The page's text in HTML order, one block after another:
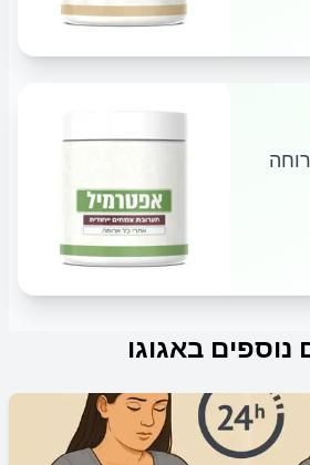
נוספים באגוגו